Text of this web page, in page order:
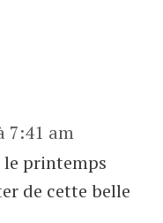
7:41 am
printemps
de cette belle